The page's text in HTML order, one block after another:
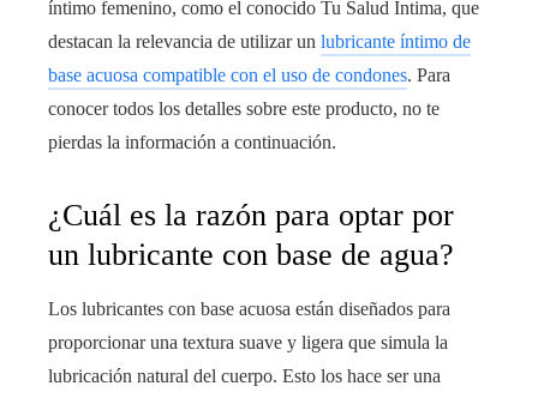
íntimo femenino, como el conocido Tu Salud Íntima, que
destacan la relevancia de utilizar un lubricante íntimo de
base acuosa compatible con el uso de condones. Para
conocer todos los detalles sobre este producto, no te
pierdas la información a continuación.
¿Cuál es la razón para optar por
un lubricante con base de agua?
Los lubricantes con base acuosa están diseñados para
proporcionar una textura suave y ligera que simula la
lubricación natural del cuerpo. Esto los hace ser una